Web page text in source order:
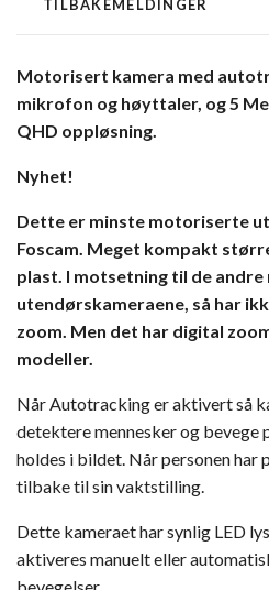
TILBAKEMELDINGER
Motorisert kamera med
mikrofon og høyttaler, og 5
QHD oppløsning.
Nyhet!
Dette er minste motoriserte
Foscam. Meget kompakt
plast. I motsetning til de
utendørskameraene, så har
zoom. Men det har digital
modeller.
Når Autotracking er aktivert så
detektere mennesker og bevege
holdes i bildet. Når personen har
tilbake til sin vaktstilling.
Dette kameraet har synlig LED
aktiveres manuelt eller